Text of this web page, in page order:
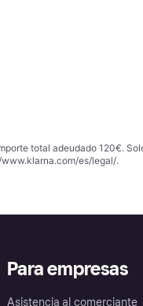
total adeudado 120€.
es/legal/.
Para empresas
Asistencia al comerciante